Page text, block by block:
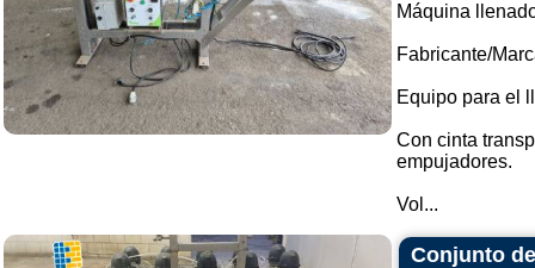
Máquina
Fabricante/
Equipo para el
Con cinta
empujadores.
Vol...
Conjunto